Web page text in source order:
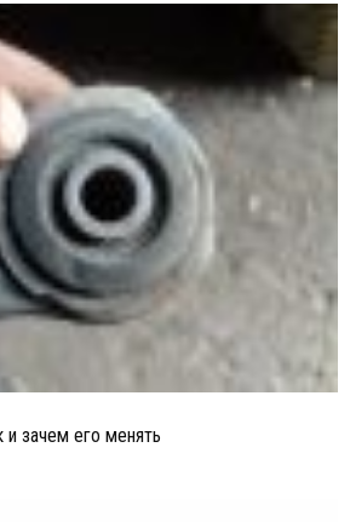
и зачем его менять